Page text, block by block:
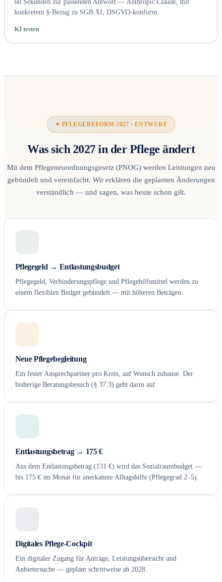
60 Sekunden zur passenden Antwort — Anthropic Claude, mit
konkretem §-Bezug zu SGB XI, DSGVO-konform.
KI testen
✦ PFLEGEREFORM 2027 · ENTWURF
Was sich 2027 in der Pflege ändert
Mit dem Pflegeneuordnungsgesetz (PNOG) werden Leistungen neu
gebündelt und vereinfacht. Wir erklären die geplanten Änderungen
verständlich — und sagen, was heute schon gilt.
Pflegegeld → Entlastungsbudget
Pflegegeld, Verhinderungspflege und Pflegehilfsmittel werden zu
einem flexiblen Budget gebündelt — mit höheren Beträgen.
Neue Pflegebegleitung
Ein fester Ansprechpartner pro Kreis, auf Wunsch zuhause. Der
bisherige Beratungsbesuch (§ 37.3) geht darin auf.
Entlastungsbetrag → 175 €
Aus dem Entlastungsbetrag (131 €) wird das Sozialraumbudget —
bis 175 € im Monat für anerkannte Alltagshilfe (Pflegegrad 2–5).
Digitales Pflege-Cockpit
Ein digitaler Zugang für Anträge, Leistungsübersicht und
Anbietersuche — geplant schrittweise ab 2028.